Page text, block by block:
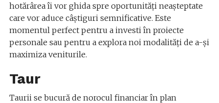
hotărârea îi vor ghida spre oportunități neașteptate
care vor aduce câștiguri semnificative. Este
momentul perfect pentru a investi în proiecte
personale sau pentru a explora noi modalități de a-și
maximiza veniturile.
Taur
Taurii se bucură de norocul financiar în plan